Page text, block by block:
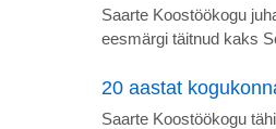
Saarte Koostöökogu
eesmärgi täitnud kaks
20 aastat
Saarte Koostöökogu